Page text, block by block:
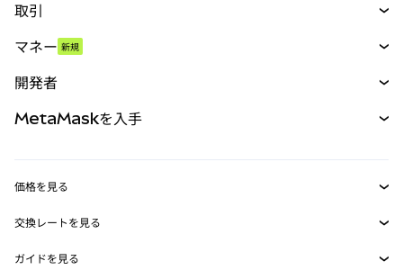
取引
パーペチュアル
RWA
マネー 新規
開発者
MetaMask Connect
Snaps
MetaMaskを入手
セキュリティ
価格を見る
イーサリアムの価格
Solanaの価格
交換レートを見る
ETH→USD
ガイドを見る